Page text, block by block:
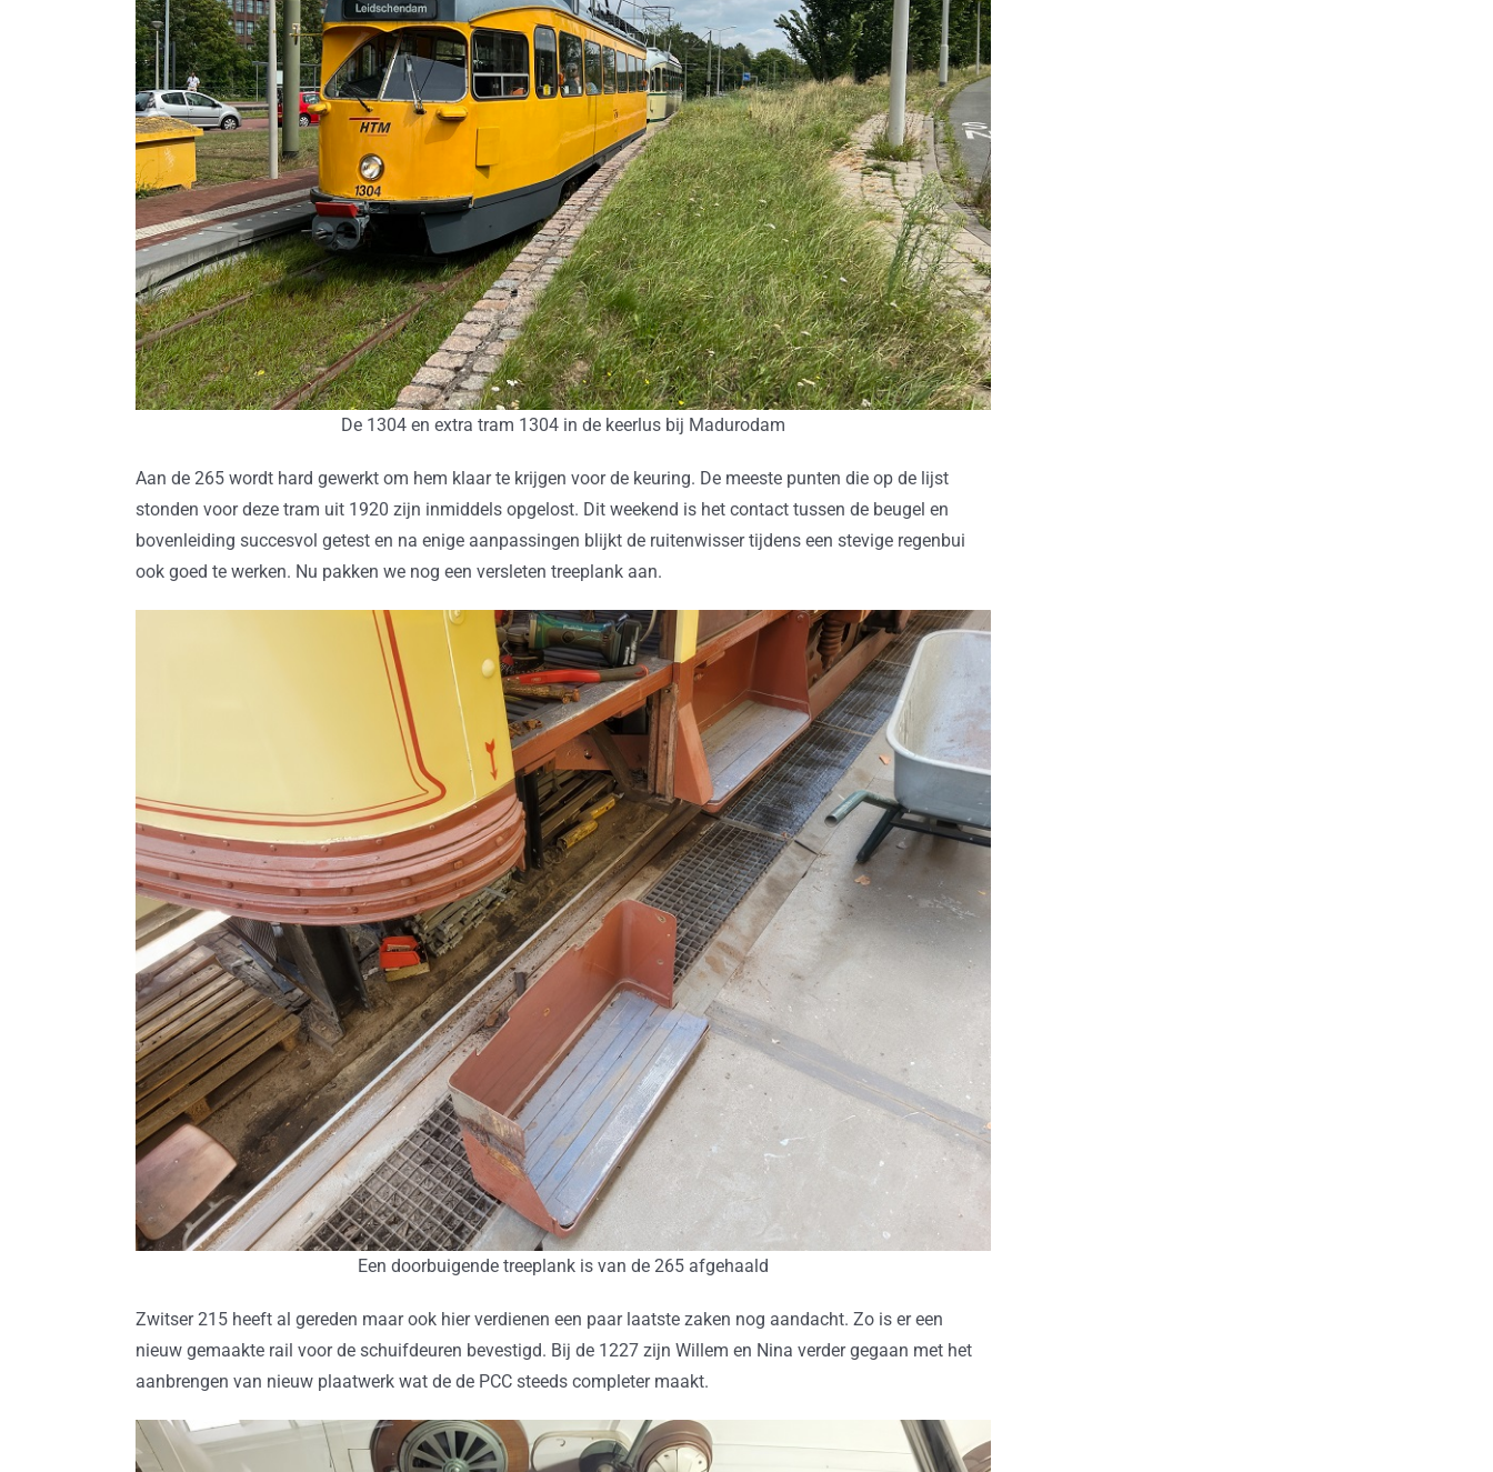
De 1304 en extra tram 1304 in de keerlus bij Madurodam
Aan de 265 wordt hard gewerkt om hem klaar te krijgen voor de keuring. De meeste punten die op de lijst
stonden voor deze tram uit 1920 zijn inmiddels opgelost. Dit weekend is het contact tussen de beugel en
bovenleiding succesvol getest en na enige aanpassingen blijkt de ruitenwisser tijdens een stevige regenbui
ook goed te werken. Nu pakken we nog een versleten treeplank aan.
Een doorbuigende treeplank is van de 265 afgehaald
Zwitser 215 heeft al gereden maar ook hier verdienen een paar laatste zaken nog aandacht. Zo is er een
nieuw gemaakte rail voor de schuifdeuren bevestigd. Bij de 1227 zijn Willem en Nina verder gegaan met het
aanbrengen van nieuw plaatwerk wat de de PCC steeds completer maakt.